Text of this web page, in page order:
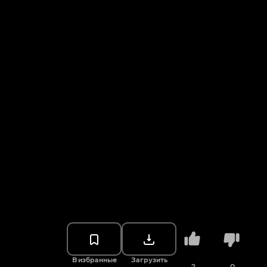
В избранные Загрузить